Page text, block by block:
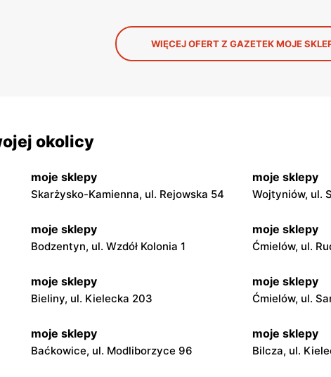
WIĘCEJ OFERT Z GAZETEK MOJE
okolicy
moje sklepy
Skarżysko-Kamienna, ul. Rejowska 54
moje sklepy
Wojtyniów, ul.
moje sklepy
Bodzentyn, ul. Wzdół Kolonia 1
moje sklepy
Ćmielów, ul.
moje sklepy
Bieliny, ul. Kielecka 203
moje sklepy
Ćmielów, ul.
moje sklepy
Baćkowice, ul. Modliborzyce 96
moje sklepy
Bilcza, ul.